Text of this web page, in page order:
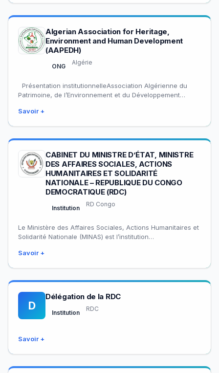
Algerian Association for Heritage,
Environment and Human Development
(AAPEDH)
ONG
Algérie
Présentation institutionnelleAssociation Algérienne du
Patrimoine, de l’Environnement et du Développement
l’Environnement et du Développement Humain (AAPEDH)…
Savoir +
CABINET DU MINISTRE D’ÉTAT, MINISTRE
DES AFFAIRES SOCIALES, ACTIONS
HUMANITAIRES ET SOLIDARITÉ
NATIONALE – REPUBLIQUE DU CONGO
DEMOCRATIQUE (RDC)
Institution
RD Congo
Le Ministère des Affaires Sociales, Actions Humanitaires et
Solidarité Nationale (MINAS) est l’institution
Congo responsable du…
Savoir +
D
Délégation de la RDC
Institution
RDC
Savoir +